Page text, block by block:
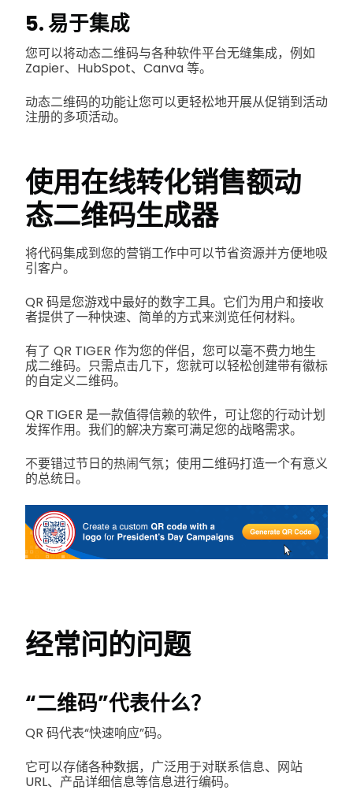
5. 易于集成
您可以将动态二维码与各种软件平台无缝集成，例如
Zapier、HubSpot、Canva 等。
动态二维码的功能让您可以更轻松地开展从促销到活动
注册的多项活动。
使用在线转化销售额动
态二维码生成器
将代码集成到您的营销工作中可以节省资源并方便地吸
引客户。
QR 码是您游戏中最好的数字工具。它们为用户和接收
者提供了一种快速、简单的方式来浏览任何材料。
有了 QR TIGER 作为您的伴侣，您可以毫不费力地生
成二维码。只需点击几下，您就可以轻松创建带有徽标
的自定义二维码。
QR TIGER 是一款值得信赖的软件，可让您的行动计划
发挥作用。我们的解决方案可满足您的战略需求。
不要错过节日的热闹气氛；使用二维码打造一个有意义
的总统日。
经常问的问题
“二维码”代表什么？
QR 码代表“快速响应”码。
它可以存储各种数据，广泛用于对联系信息、网站
URL、产品详细信息等信息进行编码。